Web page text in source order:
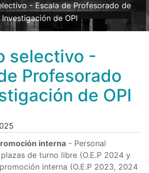
- Escala de Profesorado de
Investigación de OPI
selectivo -
Profesorado
de OPI
interna- Personal
de turno libre (O.E.P 2024 y
interna (O.E.P 2023, 2024